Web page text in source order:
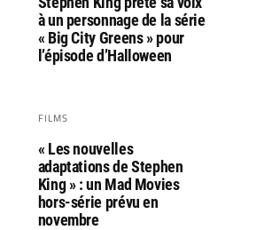
à un personnage de la série
« Big City Greens » pour
l’épisode d’Halloween
FILMS
« Les nouvelles
adaptations de Stephen
King » : un Mad Movies
hors-série prévu en
novembre